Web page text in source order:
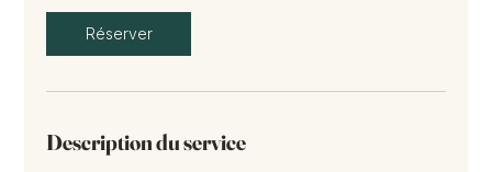
Réserver
Description du service